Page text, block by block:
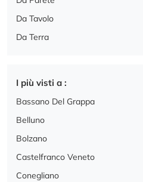
Da Tavolo
Da Terra
I più visti a :
Bassano Del Grappa
Belluno
Bolzano
Castelfranco Veneto
Conegliano